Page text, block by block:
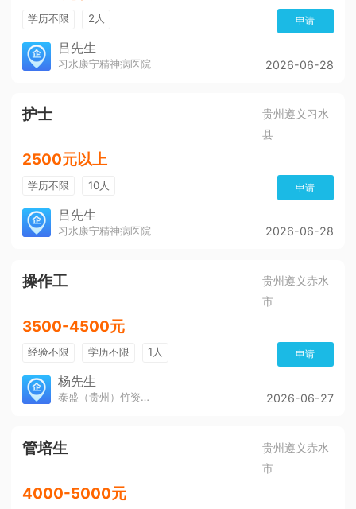
学历不限 2人 申请
吕先生
习水康宁精神病医院 2026-06-28
护士
贵州遵义习水
县
2500元以上
学历不限 10人 申请
吕先生
习水康宁精神病医院 2026-06-28
操作工
贵州遵义赤水
市
3500-4500元
经验不限 学历不限 1人 申请
杨先生
泰盛（贵州）竹资源发展有限公司 2026-06-27
管培生
贵州遵义赤水
市
4000-5000元